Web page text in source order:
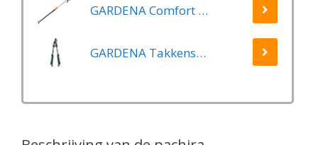
GARDENA Comfort Takkenschaar StarCut 160 - Snoeischaar - Reikwijdte ca. 3.5 m - Max Knipdiameter 32 mm
GARDENA Takkenschaar EasyCut 500 B EasyCut